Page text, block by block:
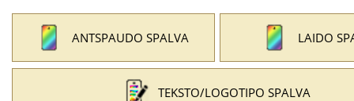
ANTSPAUDO SPALVA LAIDO
TEKSTO/LOGOTIPO SPALVA